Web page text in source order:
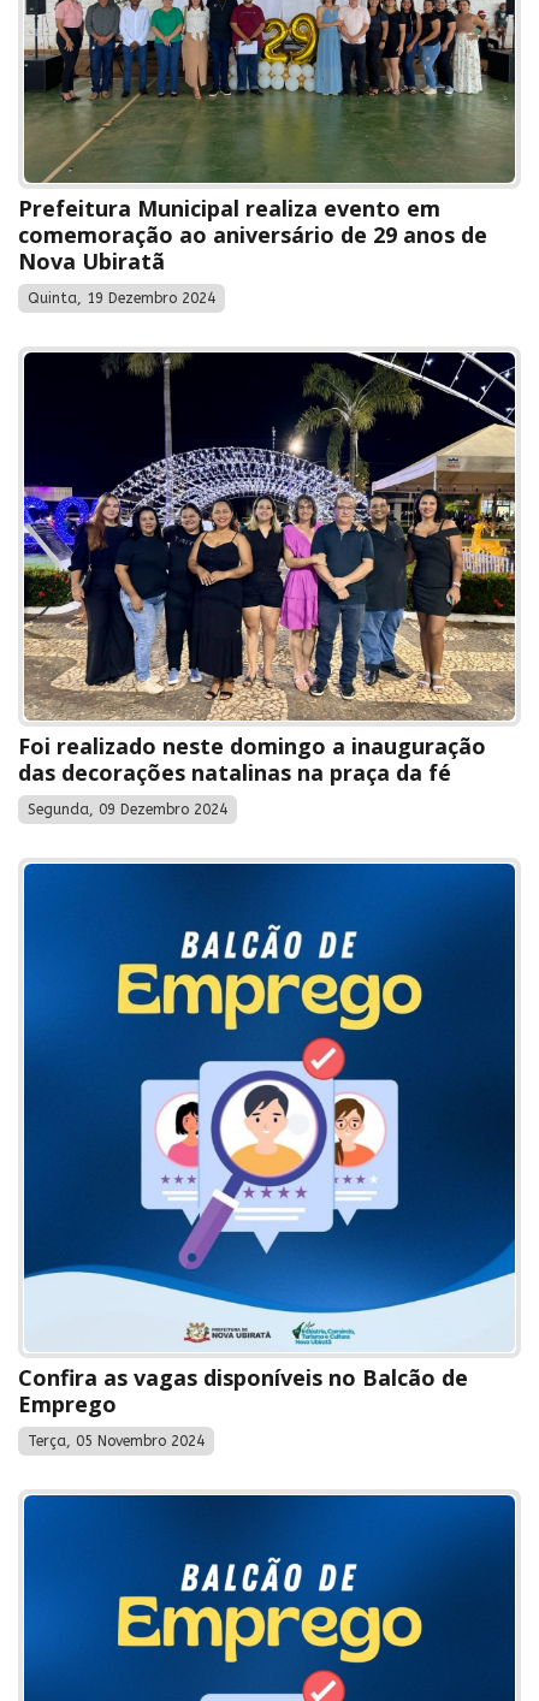
Prefeitura Municipal realiza evento em
comemoração ao aniversário de 29 anos de
Nova Ubiratã
Quinta, 19 Dezembro 2024
Foi realizado neste domingo a inauguração
das decorações natalinas na praça da fé
Segunda, 09 Dezembro 2024
Confira as vagas disponíveis no Balcão de
Emprego
Terça, 05 Novembro 2024